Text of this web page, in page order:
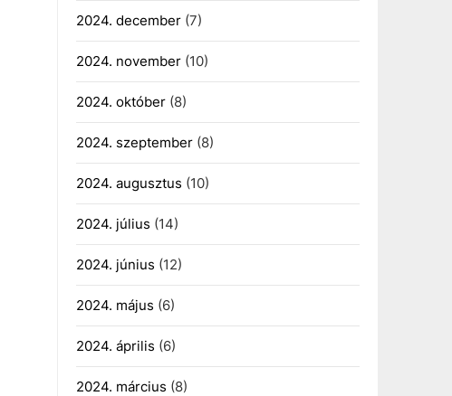
2024. december(7)
2024. november(10)
2024. október(8)
2024. szeptember(8)
2024. augusztus (10)
2024. július (14)
2024. június (12)
2024. május (6)
2024. április (6)
2024. március (8)